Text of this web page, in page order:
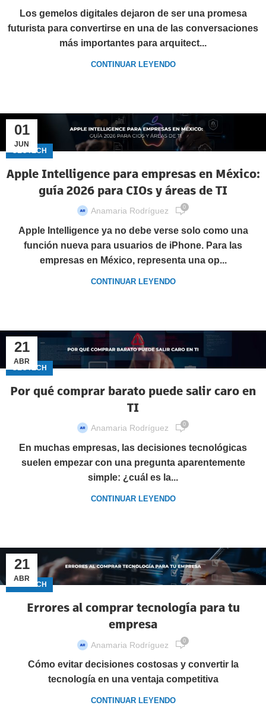
Los gemelos digitales dejaron de ser una promesa
futurista para convertirse en una de las conversaciones
más importantes para arquitect...
CONTINUAR LEYENDO
01
JUN
GECTECH
Apple Intelligence para empresas en México:
guía 2026 para CIOs y áreas de TI
Anamaria Rodríguez 0
Apple Intelligence ya no debe verse solo como una
función nueva para usuarios de iPhone. Para las
empresas en México, representa una op...
CONTINUAR LEYENDO
21
ABR
GECTECH
Por qué comprar barato puede salir caro en
TI
Anamaria Rodríguez 0
En muchas empresas, las decisiones tecnológicas
suelen empezar con una pregunta aparentemente
simple: ¿cuál es la...
CONTINUAR LEYENDO
21
ABR
GECTECH
Errores al comprar tecnología para tu
empresa
Anamaria Rodríguez 0
Cómo evitar decisiones costosas y convertir la
tecnología en una ventaja competitiva
CONTINUAR LEYENDO